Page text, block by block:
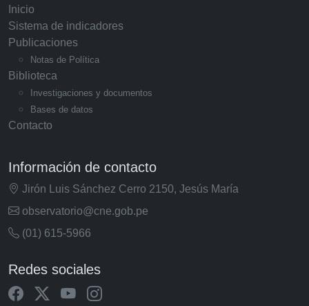
Inicio
Sistema de indicadores
Publicaciones
Notas de Política
Biblioteca
Investigaciones y documentos
Bases de datos
Contacto
Información de contacto
Jirón Luis Sánchez Cerro 2150, Jesús María
observatorio@cne.gob.pe
(01) 615-5966
Redes sociales